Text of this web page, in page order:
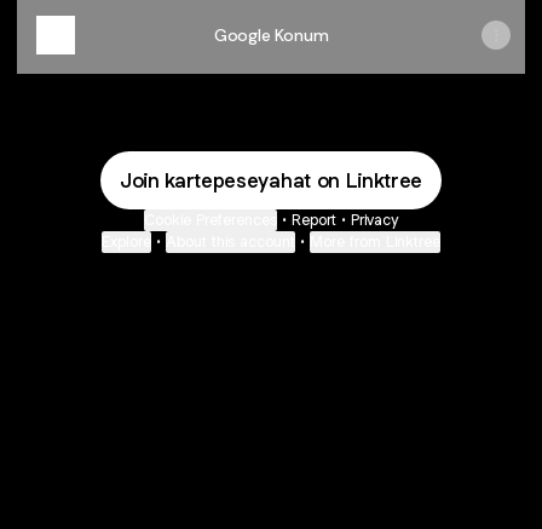
Google Konum
Join kartepeseyahat on Linktree
• Report • Privacy
• •